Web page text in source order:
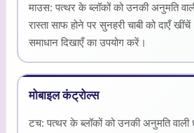
माउस: पत्थर के ब्लॉकों को उनकी अनुमति
रास्ता साफ होने पर सुनहरी चाबी को दाएँ
समाधान दिखाएँ का उपयोग करें।
मोबाइल कंट्रोल्स
टच: पत्थर के ब्लॉकों को उनकी अनुमति